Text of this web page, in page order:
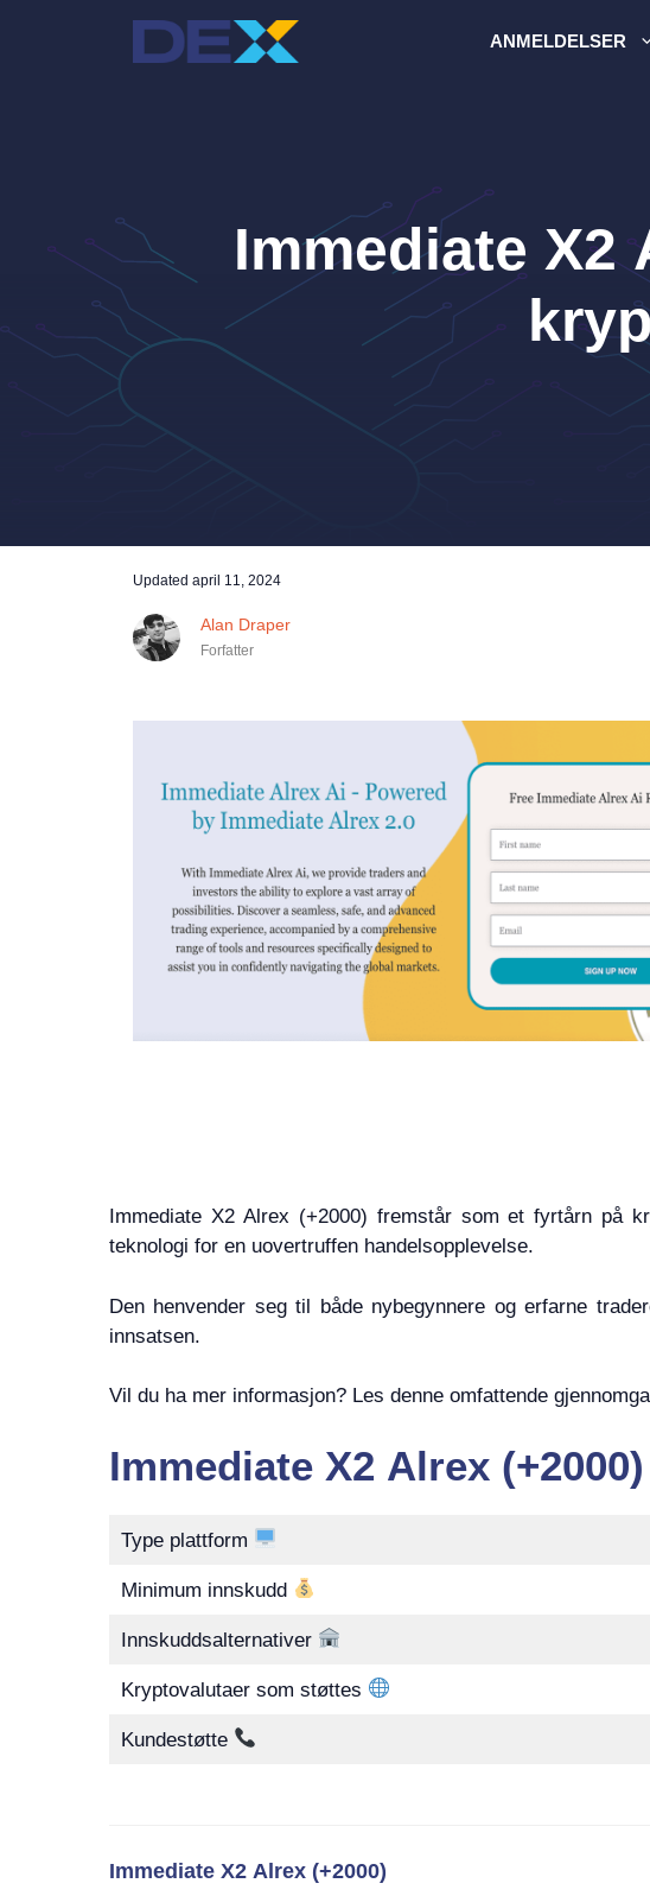
ANMELDELSER
Immediate X2
Updated april 11, 2024
Alan Draper
Forfatter
Immediate X2 Alrex (+2000) fremstår som et fyrtårn på
teknologi for en uovertruffen handelsopplevelse.
Den henvender seg til både nybegynnere og erfarne
innsatsen.
Vil du ha mer informasjon? Les denne omfattende
Immediate X2 Alrex
Type plattform
Minimum innskudd
Innskuddsalternativer
Kryptovalutaer som støttes
Kundestøtte
Immediate X2 Alrex (+2000)